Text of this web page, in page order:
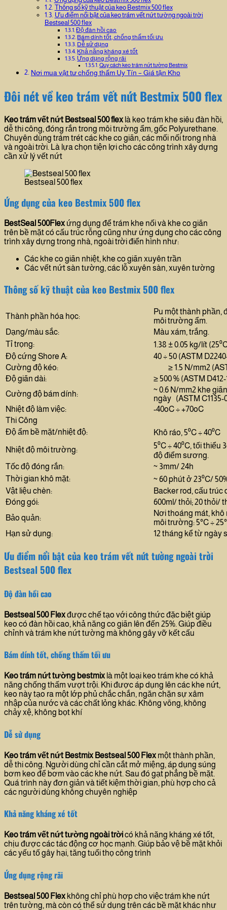
Thông số kỹ thuật của keo Bestmix 500 flex
Ưu điểm nổi bật của keo trám vết nứt tường ngoài trời
Bestseal 500 flex
Độ đàn hồi cao
Bám dính tốt, chống thấm tối ưu
Dễ sử dụng
Khả năng kháng xé tốt
Ứng dụng rộng rãi
Quy cách keo trám nứt tường Bestmix
Nơi mua vật tư chống thấm Uy Tín – Giá tận Kho
Đôi nét về keo trám vết nứt Bestmix 500 flex
Keo trám vết nứt Bestseal 500 flex là keo trám khe siêu đàn hồi,
dễ thi công, đóng rắn trong môi trường ẩm, gốc Polyurethane.
Chuyên dùng trám trét các khe co giãn, các mối nối trong nhà
và ngoài trời. Là lựa chọn tiện lợi cho các công trình xây dựng
cần xử lý vết nứt
Bestseal 500 flex
Ứng dụng của keo Bestmix 500 flex
BestSeal 500Flex ứng dụng để trám khe nối và khe co giãn
trên bề mặt có cấu trúc rỗng cũng như ứng dụng cho các công
trình xây dựng trong nhà, ngoài trời điển hình như:
Các khe co giãn nhiệt, khe co giãn xuyên trần
Các vết nứt sàn tường, các lỗ xuyên sàn, xuyên tường
Thông số kỹ thuật của keo Bestmix 500 flex
Thành phần hóa học:
Pu một thành phần,
môi trường ẩm.
Dạng/màu sắc:
Màu xám, trắng.
Tỉ trọng:
1.38 ± 0.05 kg/lít
Độ cứng Shore A:
40 ÷ 50 (ASTM
Cường độ kéo:
≥ 1.5 N/mm2
Độ giãn dài:
≥ 500 % (ASTM D412-
Cường độ bám dính:
~ 0.6 N/mm2 khe
ngày (ASTM C1135-
Nhiệt độ làm việc:
-40oC ÷ +70oC
Thi Công
Độ ẩm bề mặt/nhiệt độ:
Khô ráo, 5⁰C ÷ 40⁰C
Nhiệt độ môi trường:
5⁰C ÷ 40⁰C, tối thiểu
độ điểm sương.
Tốc độ đóng rắn:
~ 3mm/ 24h
Thời gian khô mặt:
~ 60 phút ở 23⁰C/
Vật liệu chèn:
Backer rod, cấu trúc
Đóng gói:
600ml/ thỏi; 20 thỏi/
Bảo quản:
Nơi thoáng mát, khô
môi trường: 5°C ÷
Hạn sử dụng:
12 tháng kể từ ngày
Ưu điểm nổi bật của keo trám vết nứt tường ngoài trời
Bestseal 500 flex
Độ đàn hồi cao
Bestseal 500 Flexđược chế tạo với công thức đặc biệt giúp
keo có đàn hồi cao, khả năng co giãn lên đến 25%. Giúp điều
chỉnh và trám khe nứt tường mà không gây vỡ kết cấu
Bám dính tốt, chống thấm tối ưu
Keo trám nứt tường bestmix là một loại keo trám khe có khả
năng chống thấm vượt trội. Khi được áp dụng lên các khe nứt,
keo này tạo ra một lớp phủ chắc chắn, ngăn chặn sự xâm
nhập của nước và các chất lỏng khác. Không võng, không
chảy xệ, không bọt khí
Dễ sử dụng
Keo trám vết nứt Bestmix Bestseal 500 Flex một thành phần,
dễ thi công. Người dùng chỉ cần cắt mở miệng, áp dụng súng
bơm keo để bơm vào các khe nứt. Sau đó gạt phẳng bề mặt.
Quá trình này đơn giản và tiết kiệm thời gian, phù hợp cho cả
các người dùng không chuyên nghiệp
Khả năng kháng xé tốt
Keo trám vết nứt tường ngoài trờicó khả năng kháng xé tốt,
chịu được các tác động cơ học mạnh. Giúp bảo vệ bề mặt khỏi
các yếu tố gây hại, tăng tuổi thọ công trình
Ứng dụng rộng rãi
Bestseal 500 Flex không chỉ phù hợp cho việc trám khe nứt
trên tường, mà còn có thể sử dụng trên các bề mặt khác như